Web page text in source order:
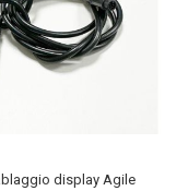
display Agile